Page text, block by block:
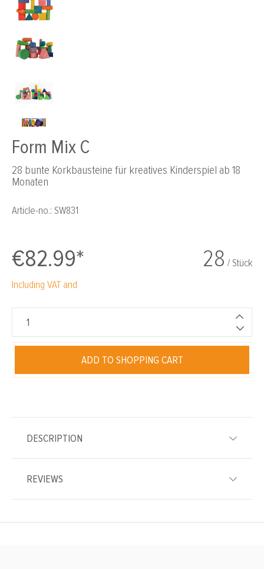
Form Mix C
28 bunte Korkbausteine für kreatives Kinderspiel ab 18
Monaten
Article-no.: SW831
€82.99* 28 / Stück
Including VAT and
ADD TO SHOPPING CART
DESCRIPTION
REVIEWS